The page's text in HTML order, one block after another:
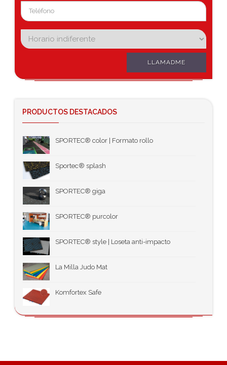
LLAMADME
PRODUCTOS DESTACADOS
SPORTEC® color | Formato rollo
Sportec® splash
SPORTEC® giga
SPORTEC® purcolor
SPORTEC® style | Loseta anti-impacto
La Milla Judo Mat
Komfortex Safe